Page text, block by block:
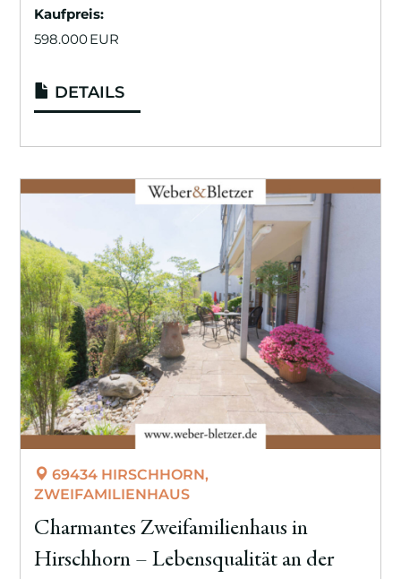
Kaufpreis:
598.000 EUR
DETAILS
69434 HIRSCHHORN,
ZWEIFAMILIENHAUS
Charmantes Zweifamilienhaus in
Hirschhorn – Lebensqualität an der